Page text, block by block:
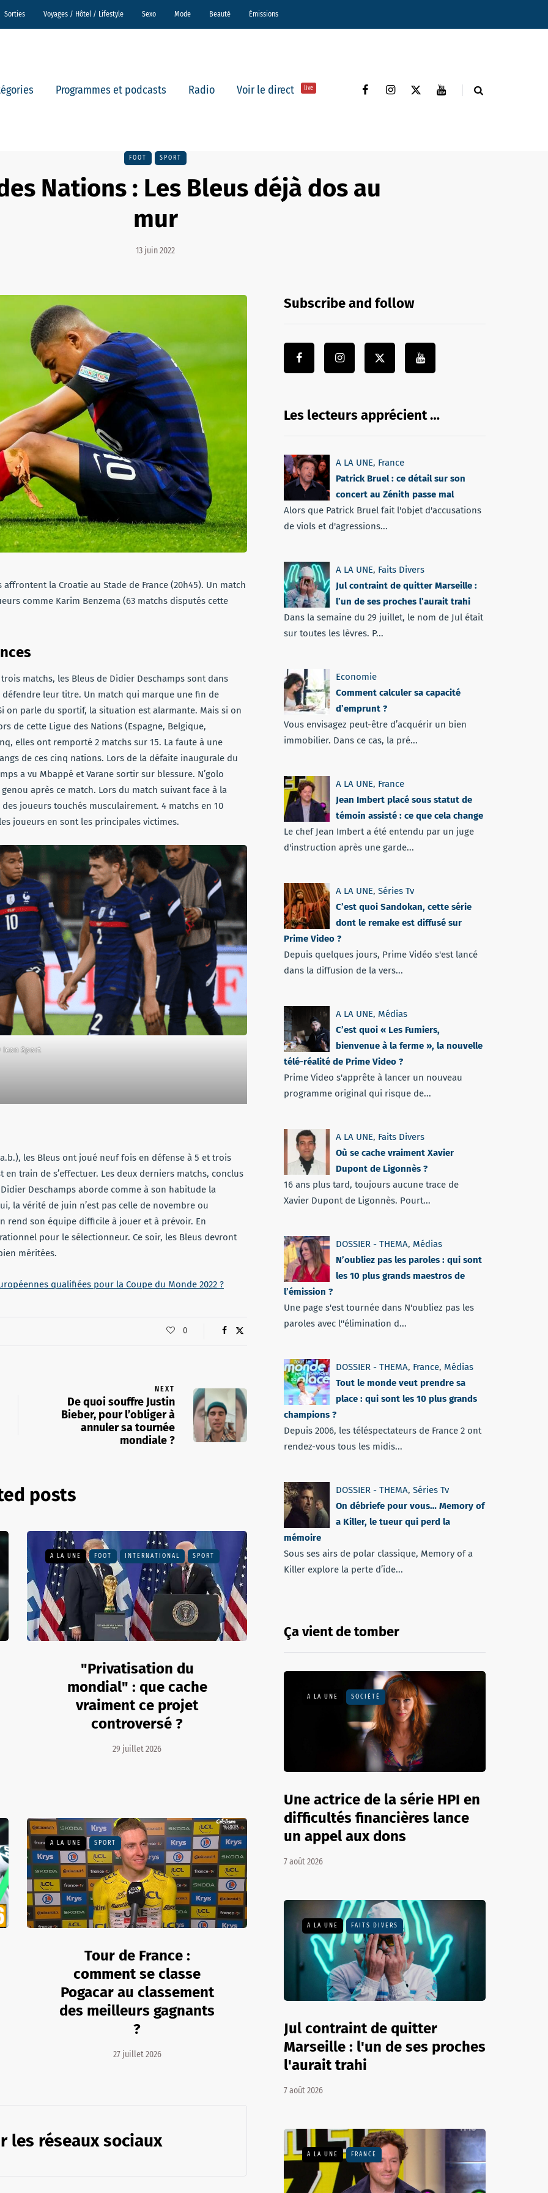
Sorties Voyages / Hôtel / Lifestyle Sexo Mode Beauté Émissions
Programmes et podcasts Radio Voir le direct live
FOOT SPORT
Nations : Les Bleus déjà dos au
mur
13 juin 2022
la Croatie au Stade de France (20h45). Un match
comme Karim Benzema (63 matchs disputés cette
matchs, les Bleus de Didier Deschamps sont dans
leur titre. Un match qui marque une fin de
on parle du sportif, la situation est alarmante. Mais si on
de cette Ligue des Nations (Espagne, Belgique,
elles ont remporté 2 matchs sur 15. La faute à une
de ces cinq nations. Lors de la défaite inaugurale du
a vu Mbappé et Varane sortir sur blessure. N’golo
après ce match. Lors du match suivant face à la
joueurs touchés musculairement. 4 matchs en 10
joueurs en sont les principales victimes.
Icon Sport
les Bleus ont joué neuf fois en défense à 5 et trois
train de s’effectuer. Les deux derniers matchs, conclus
Deschamps aborde comme à son habitude la
la vérité de juin n’est pas celle de novembre ou
rend son équipe difficile à jouer et à prévoir. En
pour le sélectionneur. Ce soir, les Bleus devront
méritées.
qualifiées pour la Coupe du Monde 2022 ?
0
NEXT
De quoi souffre Justin
Bieber, pour l’obliger à
annuler sa tournée
mondiale ?
posts
A LA UNE FOOT INTERNATIONAL SPORT
"Privatisation du
mondial" : que cache
vraiment ce projet
controversé ?
29 juillet 2026
A LA UNE SPORT
Tour de France :
comment se classe
Pogacar au classement
des meilleurs gagnants
?
27 juillet 2026
les réseaux sociaux
Subscribe and follow
Les lecteurs apprécient …
A LA UNE, France
Patrick Bruel : ce détail sur son
concert au Zénith passe mal
Alors que Patrick Bruel fait l'objet d'accusations
de viols et d'agressions...
A LA UNE, Faits Divers
Jul contraint de quitter Marseille :
l’un de ses proches l’aurait trahi
Dans la semaine du 29 juillet, le nom de Jul était
sur toutes les lèvres. P...
Economie
Comment calculer sa capacité
d’emprunt ?
Vous envisagez peut-être d’acquérir un bien
immobilier. Dans ce cas, la pré...
A LA UNE, France
Jean Imbert placé sous statut de
témoin assisté : ce que cela change
Le chef Jean Imbert a été entendu par un juge
d'instruction après une garde...
A LA UNE, Séries Tv
C’est quoi Sandokan, cette série
dont le remake est diffusé sur
Prime Video ?
Depuis quelques jours, Prime Vidéo s'est lancé
dans la diffusion de la vers...
A LA UNE, Médias
C’est quoi « Les Fumiers,
bienvenue à la ferme », la nouvelle
télé-réalité de Prime Video ?
Prime Video s'apprête à lancer un nouveau
programme original qui risque de...
A LA UNE, Faits Divers
Où se cache vraiment Xavier
Dupont de Ligonnès ?
16 ans plus tard, toujours aucune trace de
Xavier Dupont de Ligonnès. Pourt...
DOSSIER - THEMA, Médias
N’oubliez pas les paroles : qui sont
les 10 plus grands maestros de
l’émission ?
Une page s'est tournée dans N'oubliez pas les
paroles avec l''élimination d...
DOSSIER - THEMA, France, Médias
Tout le monde veut prendre sa
place : qui sont les 10 plus grands
champions ?
Depuis 2006, les téléspectateurs de France 2 ont
rendez-vous tous les midis...
DOSSIER - THEMA, Séries Tv
On débriefe pour vous… Memory of
a Killer, le tueur qui perd la
mémoire
Sous ses airs de polar classique, Memory of a
Killer explore la perte d’ide...
Ça vient de tomber
A LA UNE SOCIÉTÉ
Une actrice de la série HPI en
difficultés financières lance
un appel aux dons
7 août 2026
A LA UNE FAITS DIVERS
Jul contraint de quitter
Marseille : l'un de ses proches
l'aurait trahi
7 août 2026
A LA UNE FRANCE